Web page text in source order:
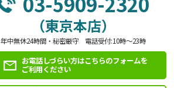
（東京本店）
年中無休24時間・秘密厳守 電話受付:10時～23時
お電話しづらい方はこちらのフォームを
ご利用ください